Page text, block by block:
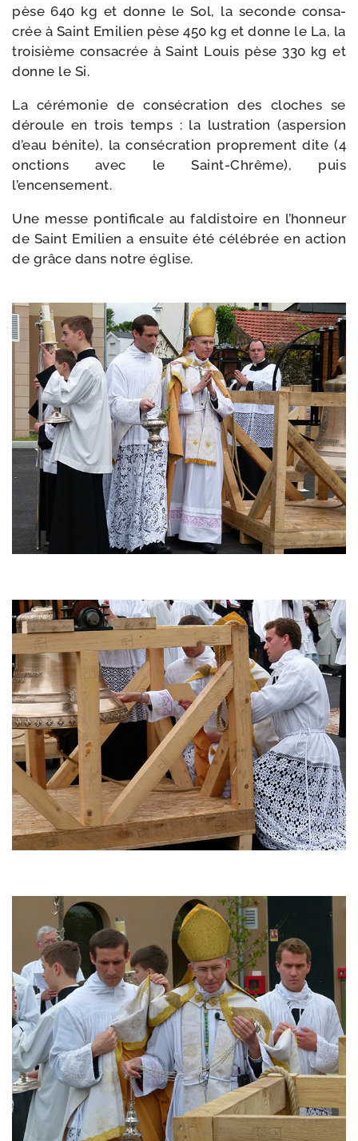
pèse 640 kg et donne le Sol, la seconde consa­
crée à Saint Emilien pèse 450 kg et donne le La, la
troi­sième consa­crée à Saint Louis pèse 330 kg et
donne le Si.
La céré­mo­nie de consé­cra­tion des cloches se
déroule en trois temps : la lus­tra­tion (asper­sion
d’eau bénite), la consé­cra­tion pro­pre­ment dite (4
onc­tions avec le Saint-​Chrême), puis
l’encensement.
Une messe pon­ti­fi­cale au fal­dis­toire en l’honneur
de Saint Emilien a ensuite été célé­brée en action
de grâce dans notre église.